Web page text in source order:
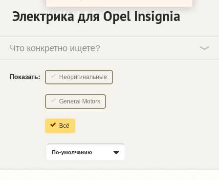
Электрика для Opel Insignia
Что конкретно ищете?
Показать: Неоригинальные
General Motors
Всё
По-умолчанию